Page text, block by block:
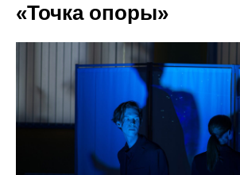
«Точка опоры»